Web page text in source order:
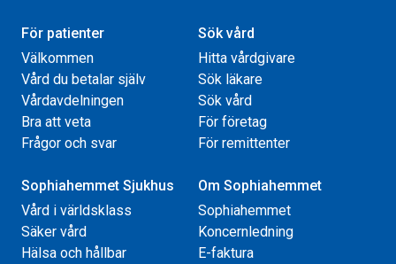
För patienter
Välkommen
Vård du betalar själv
Vårdavdelningen
Bra att veta
Frågor och svar
Sök vård
Hitta vårdgivare
Sök läkare
Sök vård
För företag
För remittenter
Sophiahemmet Sjukhus
Vård i världsklass
Säker vård
Hälsa och hållbar
Om Sophiahemmet
Sophiahemmet
Koncernledning
E-faktura